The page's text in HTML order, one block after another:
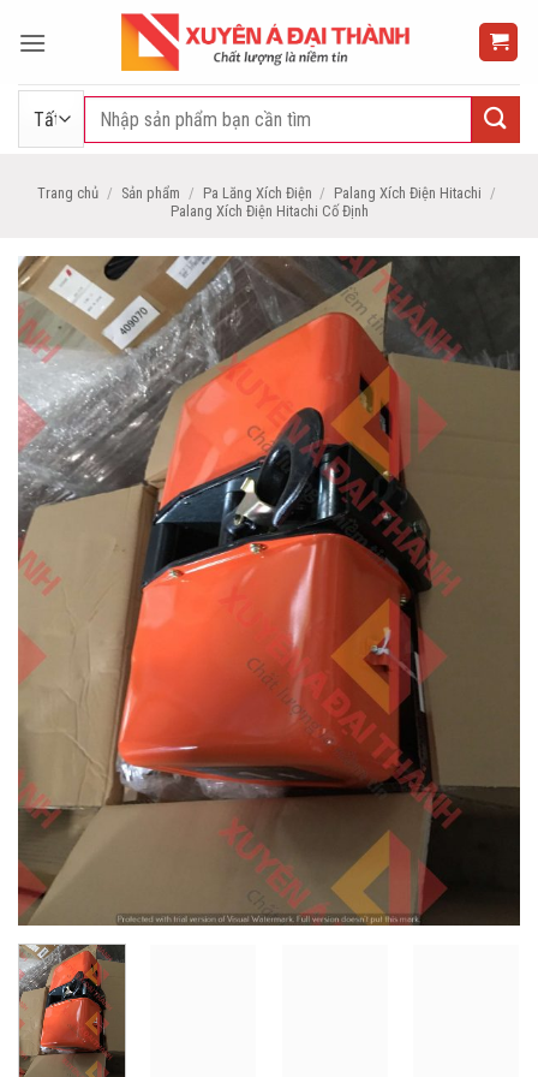
qua
Tìm
Trang chủ / Sản phẩm / Pa Lăng Xích Điện / Palang Xích Điện Hitachi /
Palang Xích Điện Hitachi Cố Định